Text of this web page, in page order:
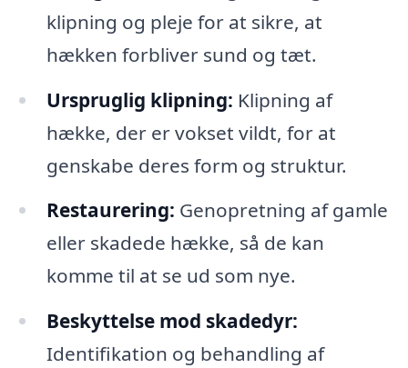
klipning og pleje for at sikre, at
hækken forbliver sund og tæt.
Urspruglig klipning: Klipning af
hække, der er vokset vildt, for at
genskabe deres form og struktur.
Restaurering: Genopretning af gamle
eller skadede hække, så de kan
komme til at se ud som nye.
Beskyttelse mod skadedyr:
Identifikation og behandling af